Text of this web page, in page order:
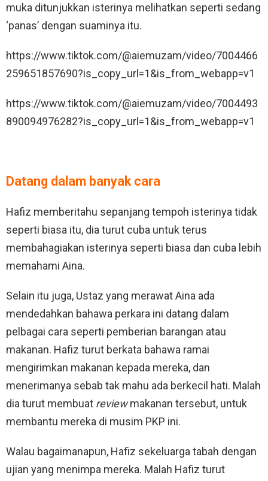
muka ditunjukkan isterinya melihatkan seperti sedang
‘panas’ dengan suaminya itu.
https://www.tiktok.com/@aiemuzam/video/7004466
259651857690?is_copy_url=1&is_from_webapp=v1
https://www.tiktok.com/@aiemuzam/video/7004493
890094976282?is_copy_url=1&is_from_webapp=v1
Datang dalam banyak cara
Hafiz memberitahu sepanjang tempoh isterinya tidak
seperti biasa itu, dia turut cuba untuk terus
membahagiakan isterinya seperti biasa dan cuba lebih
memahami Aina.
Selain itu juga, Ustaz yang merawat Aina ada
mendedahkan bahawa perkara ini datang dalam
pelbagai cara seperti pemberian barangan atau
makanan. Hafiz turut berkata bahawa ramai
mengirimkan makanan kepada mereka, dan
menerimanya sebab tak mahu ada berkecil hati. Malah
dia turut membuat reviewmakanan tersebut, untuk
membantu mereka di musim PKP ini.
Walau bagaimanapun, Hafiz sekeluarga tabah dengan
ujian yang menimpa mereka. Malah Hafiz turut